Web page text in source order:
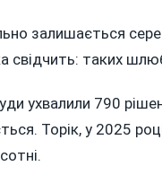
залишається
свідчить: таких
ухвалили 790
Торік, у 2025